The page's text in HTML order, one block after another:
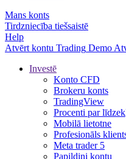
Mans konts
Tirdzniecība tiešsaistē
Help
Atvērt kontu Trading Demo
Investē
Konto CFD
Brokeru konts
TradingView
Procenti par
Mobilā lietotne
Profesionāls
Meta trader 5
Papildini kontu